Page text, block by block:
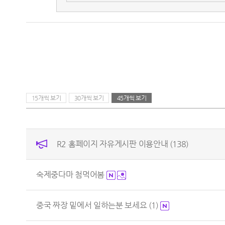
15개씩 보기 30개씩 보기 45개씩 보기
R2 홈페이지 자유게시판 이용안내 (138)
숙제중다마 첨먹어봄
중국 짜장 밑에서 일하는분 보세요 (1)